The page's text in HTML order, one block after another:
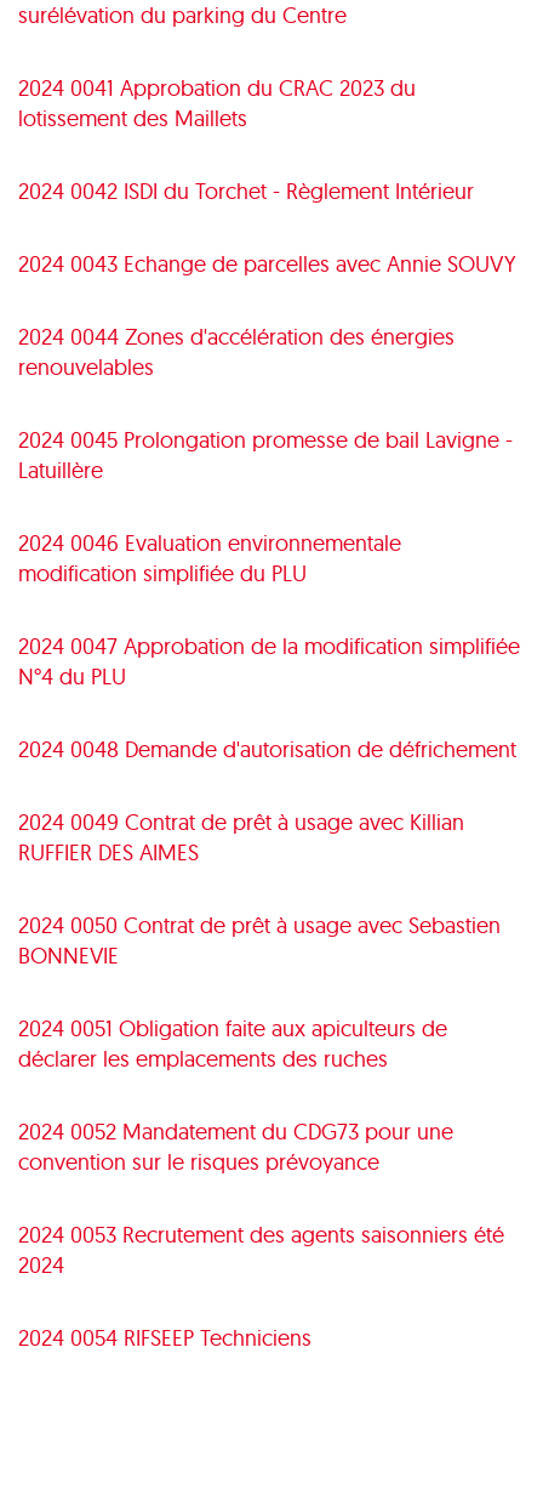
surélévation du parking du Centre
2024 0041 Approbation du CRAC 2023 du
lotissement des Maillets
2024 0042 ISDI du Torchet - Règlement Intérieur
2024 0043 Echange de parcelles avec Annie SOUVY
2024 0044 Zones d'accélération des énergies
renouvelables
2024 0045 Prolongation promesse de bail Lavigne -
Latuillère
2024 0046 Evaluation environnementale
modification simplifiée du PLU
2024 0047 Approbation de la modification simplifiée
N°4 du PLU
2024 0048 Demande d'autorisation de défrichement
2024 0049 Contrat de prêt à usage avec Killian
RUFFIER DES AIMES
2024 0050 Contrat de prêt à usage avec Sebastien
BONNEVIE
2024 0051 Obligation faite aux apiculteurs de
déclarer les emplacements des ruches
2024 0052 Mandatement du CDG73 pour une
convention sur le risques prévoyance
2024 0053 Recrutement des agents saisonniers été
2024
2024 0054 RIFSEEP Techniciens